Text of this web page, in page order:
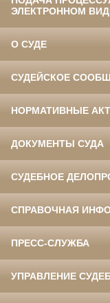
ЭЛЕКТРОННОМ
О СУДЕ
СУДЕЙСКОЕ
НОРМАТИВНЫЕ
ДОКУМЕНТЫ СУДА
СУДЕБНОЕ
СПРАВОЧНАЯ
ПРЕСС-СЛУЖБА
УПРАВЛЕНИЕ